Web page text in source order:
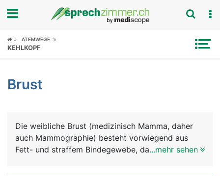
Fokus
Symptome
News
ATEMWEGE
KEHLKOPF
Brust
Die weibliche Brust (medizinisch Mamma, daher
auch Mammographie) besteht vorwiegend aus
Fett- und straffem Bindegewebe, das wesentlich
...mehr sehen